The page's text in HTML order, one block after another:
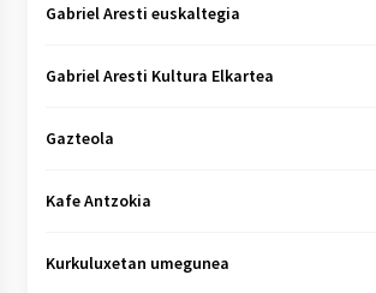
Gabriel Aresti euskaltegia
Gabriel Aresti Kultura Elkartea
Gazteola
Kafe Antzokia
Kurkuluxetan umegunea